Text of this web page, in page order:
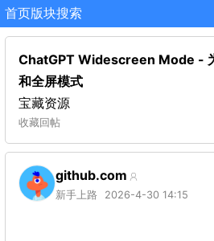
首页版块搜索
ChatGPT Widescreen Mode -
和全屏模式
宝藏资源
收藏回帖
github.com
新手上路 2026-4-30 14:15